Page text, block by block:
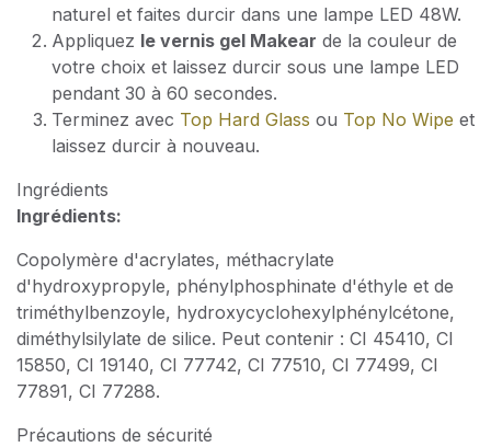
naturel et faites durcir dans une lampe LED 48W.
Appliquez le vernis gel Makear de la couleur de
votre choix et laissez durcir sous une lampe LED
pendant 30 à 60 secondes.
Terminez avec Top Hard Glass ou Top No Wipe et
laissez durcir à nouveau.
Ingrédients
Ingrédients:
Copolymère d'acrylates, méthacrylate
d'hydroxypropyle, phénylphosphinate d'éthyle et de
triméthylbenzoyle, hydroxycyclohexylphénylcétone,
diméthylsilylate de silice. Peut contenir : CI 45410, CI
15850, CI 19140, CI 77742, CI 77510, CI 77499, CI
77891, CI 77288.
Précautions de sécurité